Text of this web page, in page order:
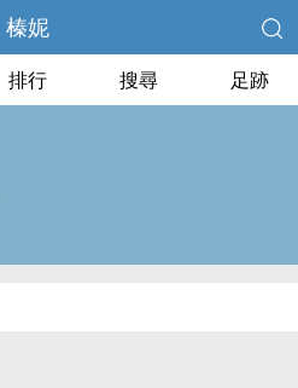
榛妮
排行 搜尋 足跡